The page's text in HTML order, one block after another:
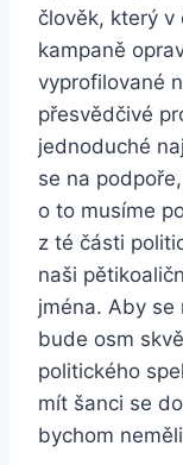
člověk, který v
kampaně
vyprofilované
přesvědčivé
jednoduché
se na
o to musíme
z té části
naši
jména. Aby se
bude osm
politického
mít šanci se
bychom